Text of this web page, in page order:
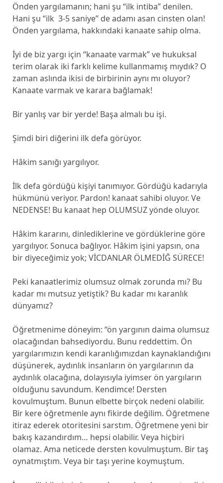
Önden yargılamanın; hani şu “ilk intiba” denilen.
Hani şu “ilk 3-5 saniye” de adamı asan cinsten olan!
Önden yargılama, hakkındaki kanaate sahip olma.
İyi de biz yargı için “kanaate varmak” ve hukuksal
terim olarak iki farklı kelime kullanmamış mıydık? O
zaman aslında ikisi de birbirinin aynı mı oluyor?
Kanaate varmak ve karara bağlamak!
Bir yanlış var bir yerde! Başa almalı bu işi.
Şimdi biri diğerini ilk defa görüyor.
Hâkim sanığı yargılıyor.
İlk defa gördüğü kişiyi tanımıyor. Gördüğü kadarıyla
hükmünü veriyor. Pardon! kanaat sahibi oluyor. Ve
NEDENSE! Bu kanaat hep OLUMSUZ yönde oluyor.
Hâkim kararını, dinlediklerine ve gördüklerine göre
yargılıyor. Sonuca bağlıyor. Hâkim işini yapsın, ona
bir diyeceğimiz yok; VİCDANLAR ÖLMEDİĞ SÜRECE!
Peki kanaatlerimiz olumsuz olmak zorunda mı? Bu
kadar mı mutsuz yetiştik? Bu kadar mı karanlık
dünyamız?
Öğretmenime döneyim: “ön yargının daima olumsuz
olacağından bahsediyordu. Bunu reddettim. Ön
yargılarımızın kendi karanlığımızdan kaynaklandığını
düşünerek, aydınlık insanların ön yargılarının da
aydınlık olacağına, dolayısıyla iyimser ön yargıların
olduğunu savundum. Kendimce! Dersten
kovulmuştum. Bunun elbette birçok nedeni olabilir.
Bir kere öğretmenle aynı fikirde değilim. Öğretmene
itiraz ederek otoritesini sarstım. Öğretmene yeni bir
bakış kazandırdım… hepsi olabilir. Veya hiçbiri
olamaz. Ama neticede dersten kovulmuştum. Bir taş
oynatmıştım. Veya bir taşı yerine koymuştum.